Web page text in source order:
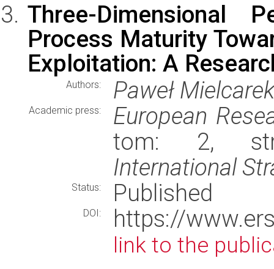
Three-Dimensional
Process Maturity
Exploitation: A
Authors: Paweł Mielcarek
Academic press:
European
tom: 2,
International
Status: Published
DOI: https://
link to the